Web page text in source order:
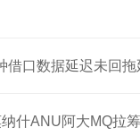
借口数据延迟未回
什ANU阿大MQ拉